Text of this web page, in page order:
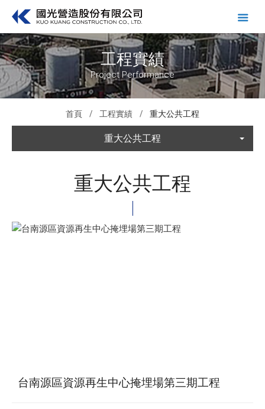
工程實績
Project Performance
首頁 工程實績 重大公共工程
重大公共工程
重大公共工程
台南源區資源再生中心掩埋場第三期工程